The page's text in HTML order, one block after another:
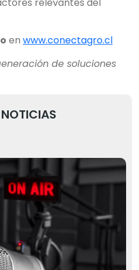
en www.conectagro.cl
de soluciones